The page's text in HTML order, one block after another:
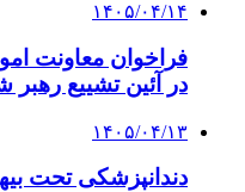
۱۴۰۵/۰۴/۱۴
فراخوان معاونت
در آئین تشییع رهبر
۱۴۰۵/۰۴/۱۳
دندانپزشکی تحت